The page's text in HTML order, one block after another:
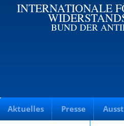
INTERNATIONALE
BUND DER
Aktuelles Presse